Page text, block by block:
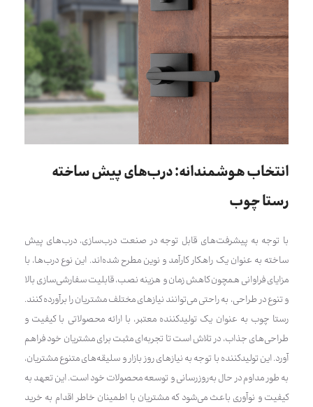
انتخاب هوشمندانه: درب‌های پیش ساخته
رستا چوب
با توجه به پیشرفت‌های قابل توجه در صنعت درب‌سازی، درب‌های پیش
ساخته به عنوان یک راهکار کارآمد و نوین مطرح شده‌اند. این نوع درب‌ها، با
مزایای فراوانی همچون کاهش زمان و هزینه نصب، قابلیت سفارشی‌سازی بالا
و تنوع در طراحی، به راحتی می‌توانند نیازهای مختلف مشتریان را برآورده کنند.
رستا چوب به عنوان یک تولیدکننده معتبر، با ارائه محصولاتی با کیفیت و
طراحی‌های جذاب، در تلاش است تا تجربه‌ای مثبت برای مشتریان خود فراهم
آورد. این تولیدکننده با توجه به نیازهای روز بازار و سلیقه‌های متنوع مشتریان،
به طور مداوم در حال به‌روزرسانی و توسعه محصولات خود است. این تعهد به
کیفیت و نوآوری باعث می‌شود که مشتریان با اطمینان خاطر اقدام به خرید